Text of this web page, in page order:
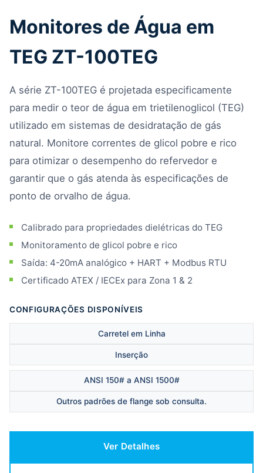
Monitores de Água em
TEG ZT-100TEG
A série ZT-100TEG é projetada especificamente
para medir o teor de água em trietilenoglicol (TEG)
utilizado em sistemas de desidratação de gás
natural. Monitore correntes de glicol pobre e rico
para otimizar o desempenho do refervedor e
garantir que o gás atenda às especificações de
ponto de orvalho de água.
Calibrado para propriedades dielétricas do TEG
Monitoramento de glicol pobre e rico
Saída: 4-20mA analógico + HART + Modbus RTU
Certificado ATEX / IECEx para Zona 1 & 2
CONFIGURAÇÕES DISPONÍVEIS
Carretel em Linha
Inserção
ANSI 150# a ANSI 1500#
Outros padrões de flange sob consulta.
Ver Detalhes